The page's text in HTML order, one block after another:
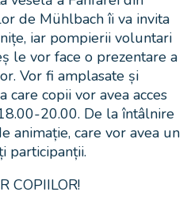
de Mühlbach îi va invita
iar pompierii voluntari
le vor face o prezentare a
Vor fi amplasate și
care copii vor avea acces
20.00. De la întâlnire
animație, care vor avea un
participanții.
COPIILOR!